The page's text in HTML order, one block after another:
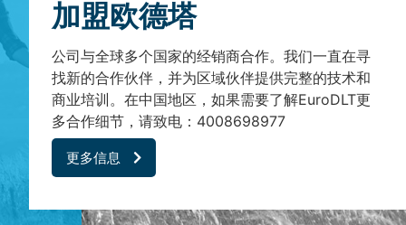
加盟欧德塔
公司与全球多个国家的经销商合作。我们一直在寻
找新的合作伙伴，并为区域伙伴提供完整的技术和
商业培训。在中国地区，如果需要了解EuroDLT更
多合作细节，请致电：4008698977
更多信息